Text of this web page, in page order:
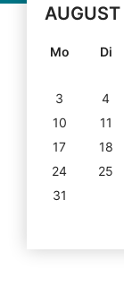
AUGUST
Mo Di
3
4
10
11
17
18
24
25
31